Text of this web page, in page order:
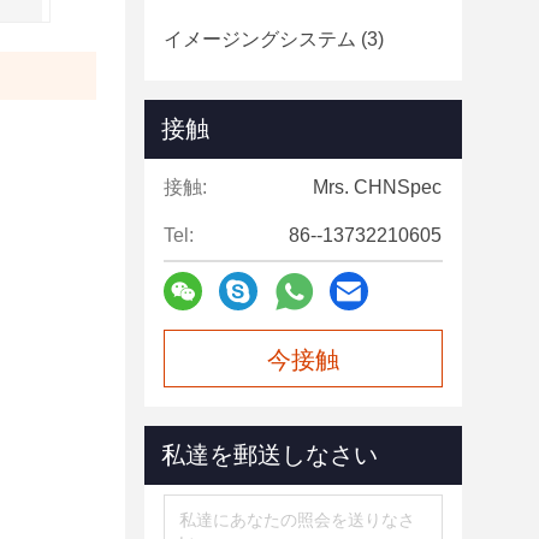
イメージングシステム (3)
接触
接触: Mrs. CHNSpec
Tel: 86--13732210605
今接触
私達を郵送しなさい